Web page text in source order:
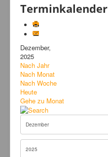
Tanzschule
Kursangebot
Events
Fuegolatino
Bilder
News
Links
Hansefit
Terminkalender
Dezember,
2025
Nach Jahr
Nach Monat
Nach Woche
Heute
Gehe zu Monat